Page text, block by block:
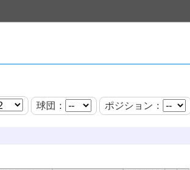
球団： ポジション：